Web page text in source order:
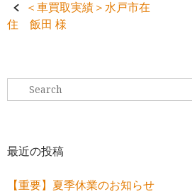
Post
navigation
＜車買取実績＞水戸市在
住 飯田 様
Search
for:
最近の投稿
【重要】夏季休業のお知らせ